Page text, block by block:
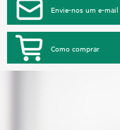
Envie-nos um e-mail
Como comprar